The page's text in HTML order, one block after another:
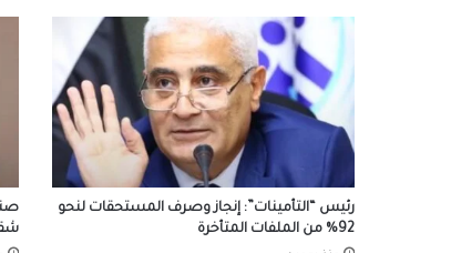
رئيس “التأمينات”: إنجاز وصرف المستحقات لنحو
92% من الملفات المتأخرة